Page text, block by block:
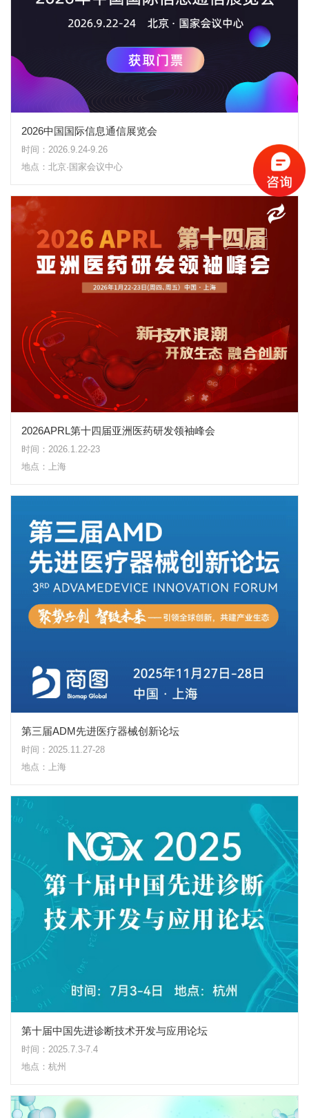
2026中国国际信息通信展览会
时间：2026.9.24-9.26
地点：北京·国家会议中心
2026APRL第十四届亚洲医药研发领袖峰会
时间：2026.1.22-23
地点：上海
第三届ADM先进医疗器械创新论坛
时间：2025.11.27-28
地点：上海
第十届中国先进诊断技术开发与应用论坛
时间：2025.7.3-7.4
地点：杭州